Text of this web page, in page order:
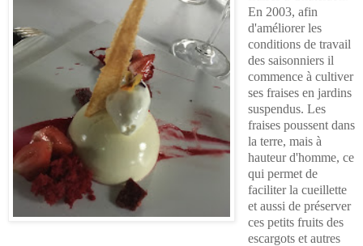
En 2003, afin
d'améliorer les
conditions de travail
des saisonniers il
commence à cultiver
ses fraises en jardins
suspendus. Les
fraises poussent dans
la terre, mais à
hauteur d'homme, ce
qui permet de
faciliter la cueillette
et aussi de préserver
ces petits fruits des
escargots et autres